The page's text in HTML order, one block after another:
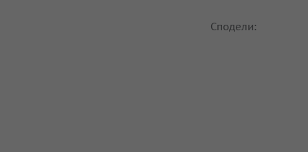
Сподели: